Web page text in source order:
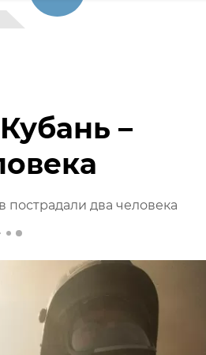
–
пострадали два человека